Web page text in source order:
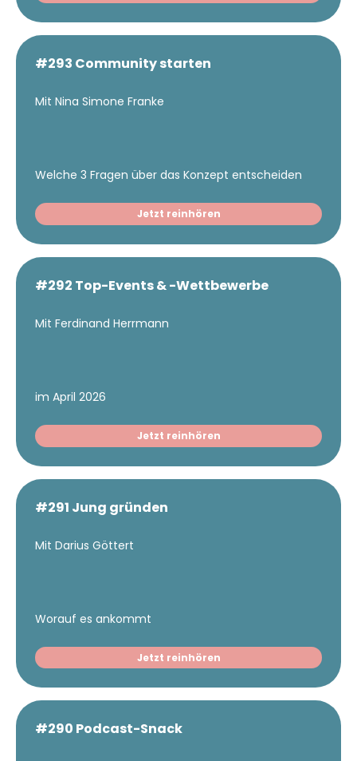
#293 Community starten
Mit Nina Simone Franke
Welche 3 Fragen über das Konzept entscheiden
Jetzt reinhören
#292 Top-Events & -Wettbewerbe
Mit Ferdinand Herrmann
im April 2026
Jetzt reinhören
#291 Jung gründen
Mit Darius Göttert
Worauf es ankommt
Jetzt reinhören
#290 Podcast-Snack